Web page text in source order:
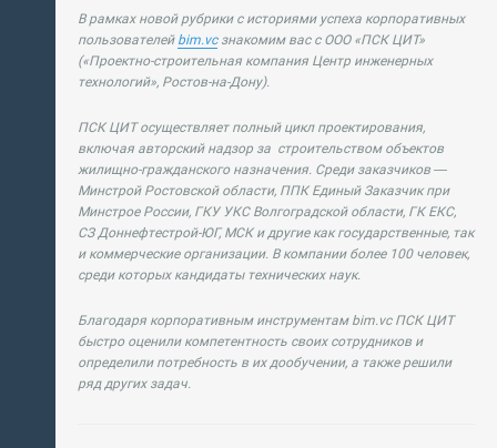
В рамках новой рубрики с историями успеха корпоративных
пользователей bim.vcзнакомим вас с ООО «ПСК ЦИТ»
(«Проектно-строительная компания Центр инженерных
технологий», Ростов-на-Дону).
ПСК ЦИТ осуществляет полный цикл проектирования,
включая авторский надзор за строительством объектов
жилищно-гражданского назначения. Среди заказчиков —
Минстрой Ростовской области, ППК Единый Заказчик при
Минстрое России, ГКУ УКС Волгоградской области, ГК ЕКС,
СЗ Доннефтестрой-ЮГ, МСК и другие как государственные, так
и коммерческие организации. В компании более 100 человек,
среди которых кандидаты технических наук.
Благодаря корпоративным инструментам bim.vc ПСК ЦИТ
быстро оценили компетентность своих сотрудников и
определили потребность в их дообучении, а также решили
ряд других задач.